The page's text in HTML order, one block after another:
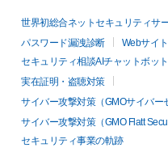
世界初総合ネットセキュリティサ
パスワード漏洩診断
Webサイ
セキュリティ相談AIチャットボット
実在証明・盗聴対策
サイバー攻撃対策（GMOサイバー
サイバー攻撃対策（GMO Flatt
セキュリティ事業の軌跡